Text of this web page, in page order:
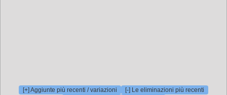
[+] Aggiunte più recenti / variazioni
[-] Le eliminazioni più recenti